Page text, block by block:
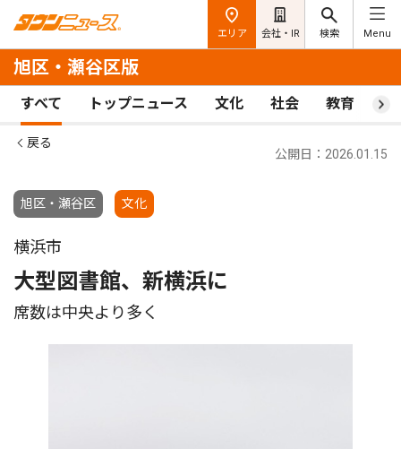
エリア 会社・IR 検索 Menu
旭区・瀬谷区版
すべて トップニュース 文化 社会 教育 ス
戻る
旭区・瀬谷区 文化
公開日：2026.01.15
横浜市
大型図書館、新横浜に
席数は中央より多く